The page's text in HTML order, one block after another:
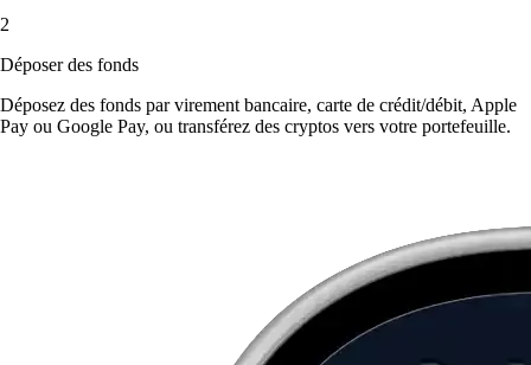
2
Déposer des fonds
Déposez des fonds par virement bancaire, carte de crédit/débit, Apple
Pay ou Google Pay, ou transférez des cryptos vers votre portefeuille.